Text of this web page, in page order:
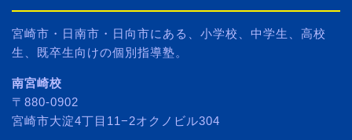
宮崎市・日南市・日向市にある、小学校、中学生、高校
生、既卒生向けの個別指導塾。
南宮崎校
〒880-0902
宮崎市大淀4丁目11−2オクノビル304